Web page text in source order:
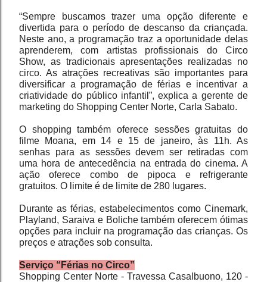
“Sempre buscamos trazer uma opção diferente e
divertida para o período de descanso da criançada.
Neste ano, a programação traz a oportunidade delas
aprenderem, com artistas profissionais do Circo
Show, as tradicionais apresentações realizadas no
circo. As atrações recreativas são importantes para
diversificar a programação de férias e incentivar a
criatividade do público infantil”, explica a gerente de
marketing do Shopping Center Norte, Carla Sabato.
O shopping também oferece sessões gratuitas do
filme Moana, em 14 e 15 de janeiro, às 11h. As
senhas para as sessões devem ser retiradas com
uma hora de antecedência na entrada do cinema. A
ação oferece combo de pipoca e refrigerante
gratuitos. O limite é de limite de 280 lugares.
Durante as férias, estabelecimentos como Cinemark,
Playland, Saraiva e Boliche também oferecem ótimas
opções para incluir na programação das crianças. Os
preços e atrações sob consulta.
Serviço “Férias no Circo”
Shopping Center Norte - Travessa Casalbuono, 120 -